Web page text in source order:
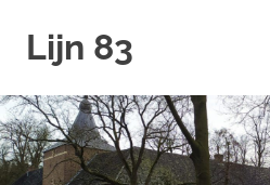
naar
inhoud
Lijn 83